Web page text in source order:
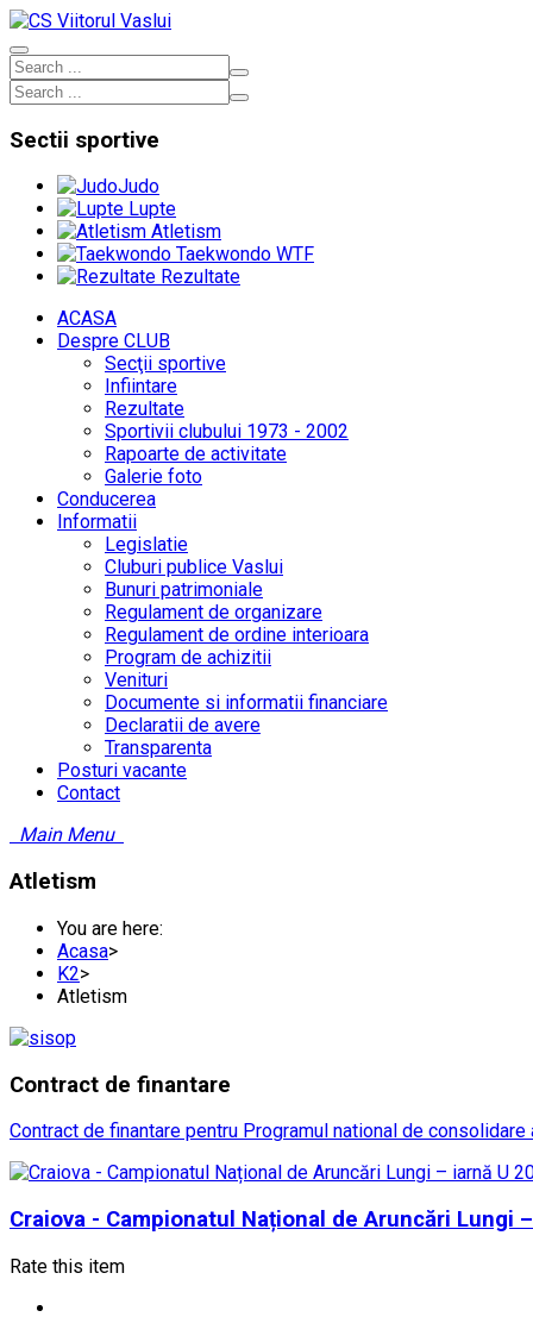
Sectii sportive
Judo
Lupte
Atletism
Taekwondo WTF
Rezultate
ACASA
Despre CLUB
Secţii sportive
Infiintare
Rezultate
Sportivii clubului 1973 - 2002
Rapoarte de activitate
Galerie foto
Conducerea
Informatii
Legislatie
Cluburi publice Vaslui
Bunuri patrimoniale
Regulament de organizare
Regulament de ordine interioara
Program de achizitii
Venituri
Documente si informatii financiare
Declaratii de avere
Transparenta
Posturi vacante
Contact
Main Menu
Atletism
You are here:
Acasa>
K2>
Atletism
Contract de finantare
Contract de finantare pentru Programul national de
Craiova - Campionatul Național de Aruncări Lungi
Rate this item